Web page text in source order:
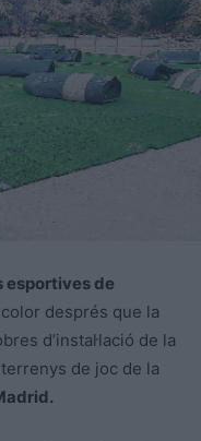
esportives de
després que la
d’instal·lació de la
de joc de la